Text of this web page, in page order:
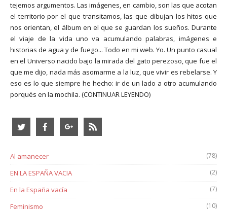
tejemos argumentos. Las imágenes, en cambio, son las que acotan
el territorio por el que transitamos, las que dibujan los hitos que
nos orientan, el álbum en el que se guardan los sueños. Durante
el viaje de la vida uno va acumulando palabras, imágenes e
historias de agua y de fuego... Todo en mi web. Yo. Un punto casual
en el Universo nacido bajo la mirada del gato perezoso, que fue el
que me dijo, nada más asomarme a la luz, que vivir es rebelarse. Y
eso es lo que siempre he hecho: ir de un lado a otro acumulando
porqués en la mochila. (CONTINUAR LEYENDO)
Al amanecer (78)
EN LA ESPAÑA VACIA (2)
En la España vacía (7)
Feminismo (10)